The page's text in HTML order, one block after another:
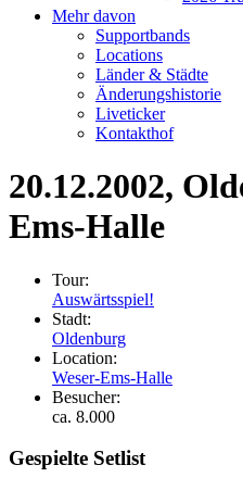
Mehr davon
Supportbands
Locations
Länder & Städte
Änderungshistorie
Liveticker
Kontakthof
20.12.2002,
Ems-Halle
Tour:
Auswärtsspiel!
Stadt:
Oldenburg
Location:
Weser-Ems-Halle
Besucher:
ca. 8.000
Gespielte Setlist